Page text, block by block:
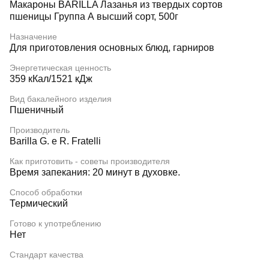
Макароны BARILLA Лазанья из твердых сортов
пшеницы Группа А высший сорт, 500г
Назначение
Для приготовления основных блюд, гарниров
Энергетическая ценность
359 кКал/1521 кДж
Вид бакалейного изделия
Пшеничный
Производитель
Barilla G. e R. Fratelli
Как приготовить - советы производителя
Время запекания: 20 минут в духовке.
Способ обработки
Термический
Готово к употреблению
Нет
Стандарт качества